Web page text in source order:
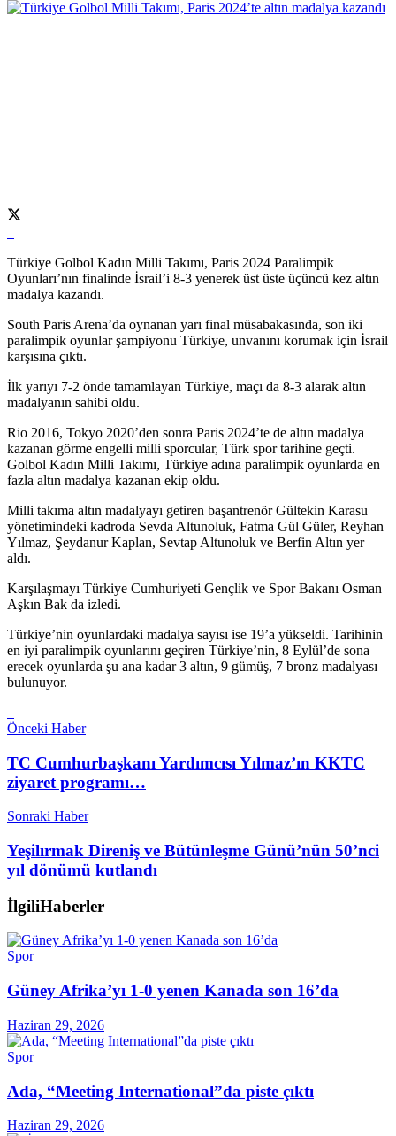
Türkiye Golbol Kadın Milli Takımı, Paris 2024 Paralimpik
Oyunları’nın finalinde İsrail’i 8-3 yenerek üst üste üçüncü kez altın
madalya kazandı.
South Paris Arena’da oynanan yarı final müsabakasında, son iki
paralimpik oyunlar şampiyonu Türkiye, unvanını korumak için İsrail
karşısına çıktı.
İlk yarıyı 7-2 önde tamamlayan Türkiye, maçı da 8-3 alarak altın
madalyanın sahibi oldu.
Rio 2016, Tokyo 2020’den sonra Paris 2024’te de altın madalya
kazanan görme engelli milli sporcular, Türk spor tarihine geçti.
Golbol Kadın Milli Takımı, Türkiye adına paralimpik oyunlarda en
fazla altın madalya kazanan ekip oldu.
Milli takıma altın madalyayı getiren başantrenör Gültekin Karasu
yönetimindeki kadroda Sevda Altunoluk, Fatma Gül Güler, Reyhan
Yılmaz, Şeydanur Kaplan, Sevtap Altunoluk ve Berfin Altın yer
aldı.
Karşılaşmayı Türkiye Cumhuriyeti Gençlik ve Spor Bakanı Osman
Aşkın Bak da izledi.
Türkiye’nin oyunlardaki madalya sayısı ise 19’a yükseldi. Tarihinin
en iyi paralimpik oyunlarını geçiren Türkiye’nin, 8 Eylül’de sona
erecek oyunlarda şu ana kadar 3 altın, 9 gümüş, 7 bronz madalyası
bulunuyor.
Önceki Haber
TC Cumhurbaşkanı Yardımcısı Yılmaz’ın KKTC
ziyaret programı…
Sonraki Haber
Yeşilırmak Direniş ve Bütünleşme Günü’nün 50’nci
yıl dönümü kutlandı
İlgiliHaberler
Spor
Güney Afrika’yı 1-0 yenen Kanada son 16’da
Haziran 29, 2026
Spor
Ada, “Meeting International”da piste çıktı
Haziran 29, 2026